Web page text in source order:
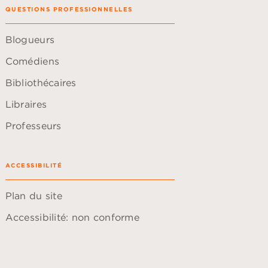
QUESTIONS PROFESSIONNELLES
Blogueurs
Comédiens
Bibliothécaires
Libraires
Professeurs
ACCESSIBILITÉ
Plan du site
Accessibilité: non conforme